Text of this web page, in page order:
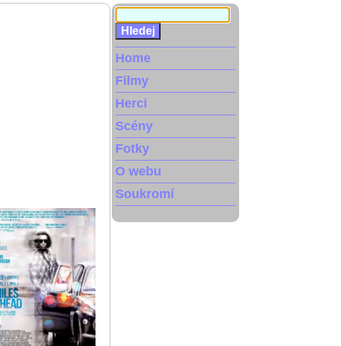
Home
Filmy
Herci
Scény
Fotky
O webu
Soukromí